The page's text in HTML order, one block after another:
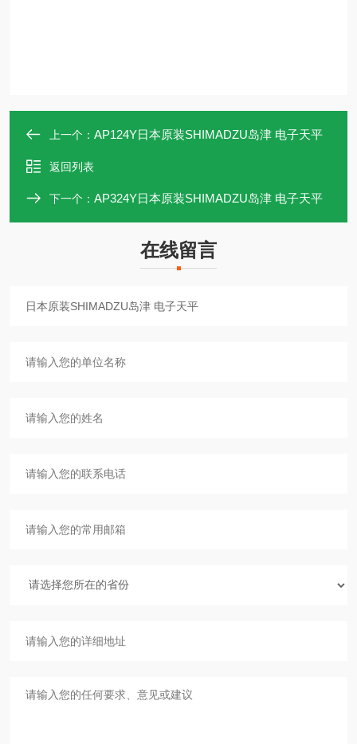
上一个： AP124Y日本原装SHIMADZU岛津 电子天平
返回列表
下一个： AP324Y日本原装SHIMADZU岛津 电子天平
在线留言